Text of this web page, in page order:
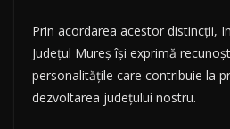
Prin acordarea acestor distincții,
Județul Mureș își exprimă
personalitățile care contribuie la
dezvoltarea județului nostru.